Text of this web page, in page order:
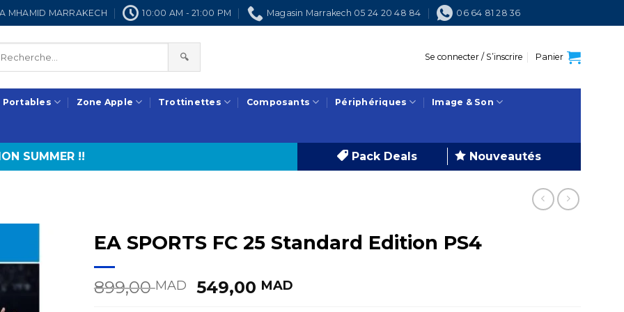
MHAMID MARRAKECH 10:00 AM - 21:00 PM Magasin Marrakech 05 24 20 48 84 06 64 81 28 36
🔍 Se connecter / S’inscrire Panier
Portables Zone Apple Trottinettes Composants Périphériques Image & Son
SUMMER !! Pack Deals Nouveautés
EA SPORTS FC 25 Standard Edition PS4
899,00MAD
Le
549,00 MAD